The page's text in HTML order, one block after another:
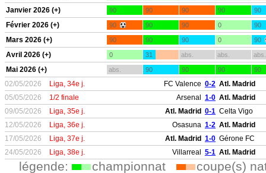
Janvier 2026 (+) 90 90 90 90 90
Février 2026 (+) 90 90 90 0 90
Mars 2026 (+) 90 90 90 0 90
Avril 2026 (+) 0 31 abs. abs. abs.
Mai 2026 (+) abs. 90 90 90 90
02/05/2026 Liga, 34e j. FC Valence 0-2 Atl. Madrid
05/05/2026
1/2 finale Arsenal 1-0 Atl. Madrid
09/05/2026
Liga, 35e j. Atl. Madrid 0-1 Celta Vigo
12/05/2026
Liga, 36e j. Osasuna 1-2 Atl. Madrid
17/05/2026
Liga, 37e j. Atl. Madrid 1-0 Gérone FC
24/05/2026
Liga, 38e j. Villarreal 5-1 Atl. Madrid
légende: championnat
coupe(s)